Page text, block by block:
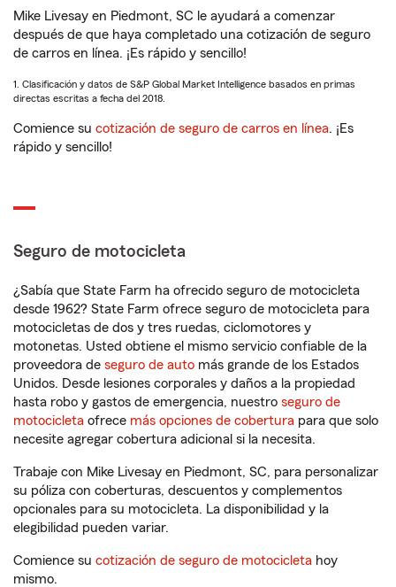
Mike Livesay en Piedmont, SC le ayudará a comenzar
después de que haya completado una cotización de seguro
de carros en línea. ¡Es rápido y sencillo!
1. Clasificación y datos de S&P Global Market Intelligence basados en primas
directas escritas a fecha del 2018.
Comience su cotización de seguro de carros en línea. ¡Es
rápido y sencillo!
Seguro de motocicleta
¿Sabía que State Farm ha ofrecido seguro de motocicleta
desde 1962? State Farm ofrece seguro de motocicleta para
motocicletas de dos y tres ruedas, ciclomotores y
motonetas. Usted obtiene el mismo servicio confiable de la
proveedora de seguro de auto más grande de los Estados
Unidos. Desde lesiones corporales y daños a la propiedad
hasta robo y gastos de emergencia, nuestro seguro de
motocicleta ofrece más opciones de cobertura para que solo
necesite agregar cobertura adicional si la necesita.
Trabaje con Mike Livesay en Piedmont, SC, para personalizar
su póliza con coberturas, descuentos y complementos
opcionales para su motocicleta. La disponibilidad y la
elegibilidad pueden variar.
Comience su cotización de seguro de motocicleta hoy
mismo.